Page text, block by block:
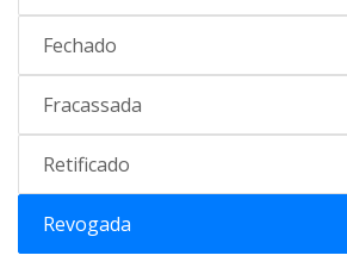
Fechado
Fracassada
Retificado
Revogada